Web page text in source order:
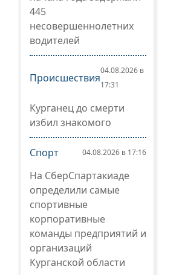
445
несовершеннолетних
водителей
Происшествия
04.08.2026 в
17:31
Курганец до смерти
избил знакомого
Спорт 04.08.2026 в 17:16
На СберСпартакиаде
определили самые
спортивные
корпоративные
команды предприятий и
организаций
Курганской области